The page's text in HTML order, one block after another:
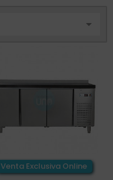

Venta Exclusiva Online